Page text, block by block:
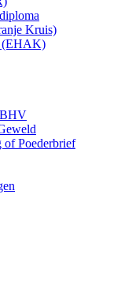
Kruis)
(EHAK)
BHV
of Poederbrief